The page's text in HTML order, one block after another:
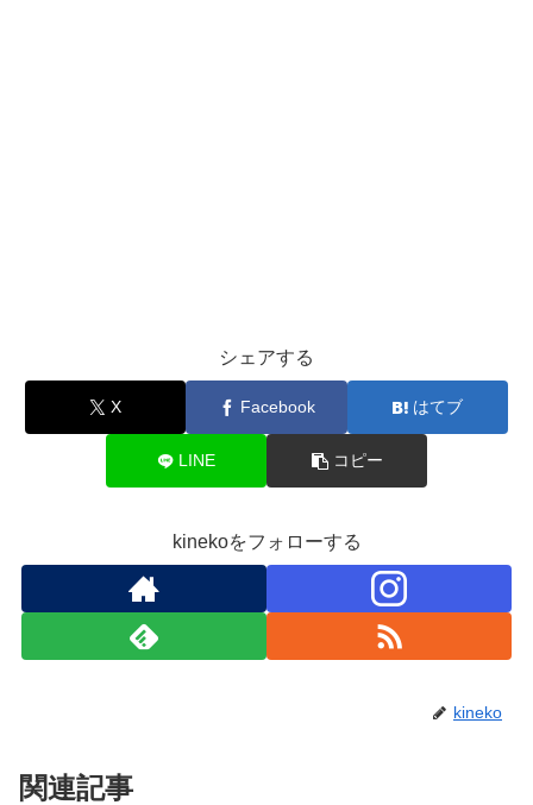
シェアする
X Facebook はてブ
LINE コピー
kinekoをフォローする
kineko
関連記事